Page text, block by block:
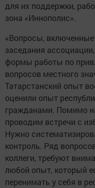
для их поддержки,
зона «Иннополис».
«Вопросы, включенные
заседания
формы работы по
вопросов местного
Татарстанский опыт
оценили опыт
гражданами. Помимо
проводим встречи с
Нужно
контроль. Ряд
коллеги, требуют
любой опыт, который
перенимать у себя в